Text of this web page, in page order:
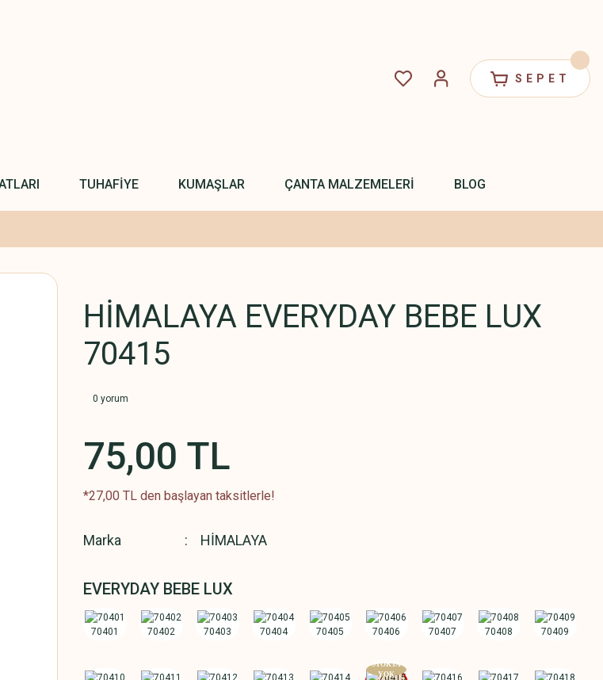
SEPET
TUHAFİYE KUMAŞLAR ÇANTA MALZEMELERİ BLOG
HİMALAYA EVERYDAY BEBE LUX
70415
0 yorum
75,00 TL
*27,00 TL den başlayan taksitlerle!
Marka HİMALAYA
EVERYDAY BEBE LUX